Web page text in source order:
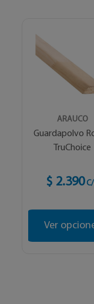
ARAUCO
Guardapolvo
TruChoice
$ 2.390
Ver